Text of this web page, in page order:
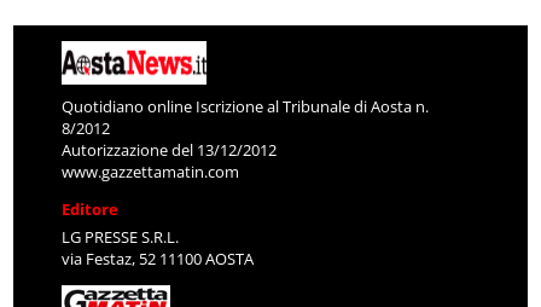
Quotidiano online Iscrizione al Tribunale di Aosta n.
8/2012
Autorizzazione del 13/12/2012
www.gazzettamatin.com
Editore
LG PRESSE S.R.L.
via Festaz, 52 11100 AOSTA